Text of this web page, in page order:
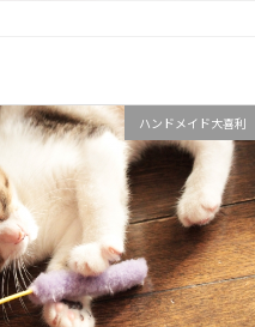
ハンドメイド大喜利